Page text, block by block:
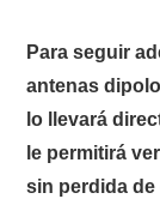
Para seguir
antenas
lo llevará
le permitirá
sin perdida de